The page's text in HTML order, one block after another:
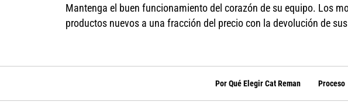
Mantenga el buen funcionamiento del corazón de su equipo. Los
productos nuevos a una fracción del precio con la devolución de
Por Qué Elegir Cat Reman Proceso